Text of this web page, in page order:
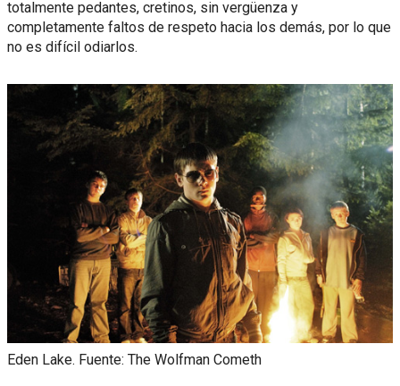
totalmente pedantes, cretinos, sin vergüenza y
completamente faltos de respeto hacia los demás, por lo que
no es difícil odiarlos.
Eden Lake. Fuente: The Wolfman Cometh